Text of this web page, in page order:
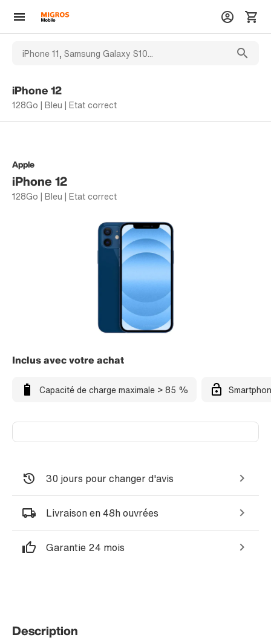
iPhone 12
128Go | Bleu | Etat correct
Apple
iPhone 12
128Go | Bleu | Etat correct
Inclus avec votre achat
Capacité de charge maximale > 85 %
30 jours pour changer d'avis
Livraison en 48h ouvrées
Garantie 24 mois
Description